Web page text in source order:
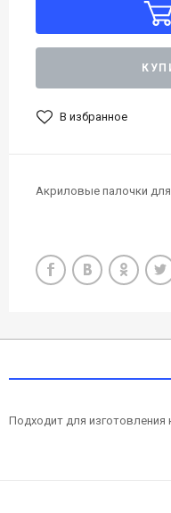
В избранное
Акриловые палочки
Подходит для изготовления